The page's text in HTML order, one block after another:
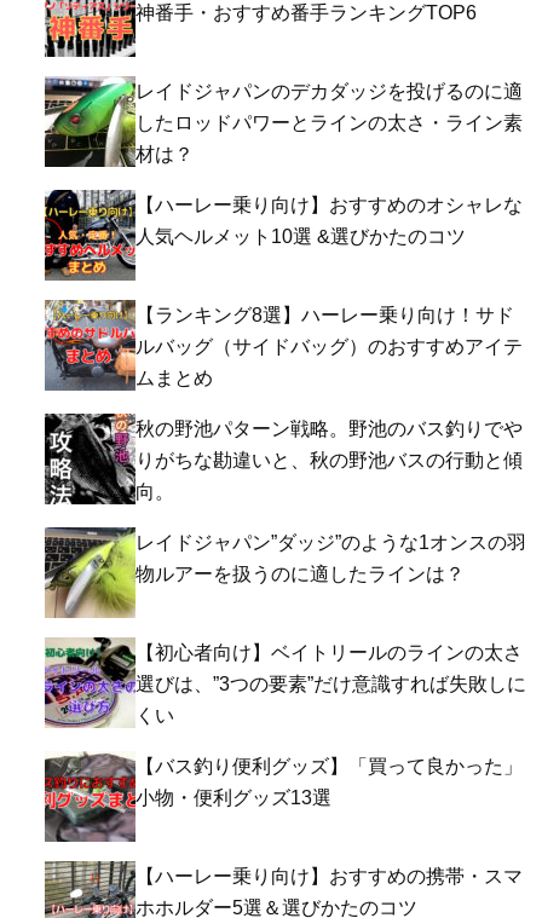
神番手・おすすめ番手ランキングTOP6
レイドジャパンのデカダッジを投げるのに適
したロッドパワーとラインの太さ・ライン素
材は？
【ハーレー乗り向け】おすすめのオシャレな
人気ヘルメット10選 &選びかたのコツ
【ランキング8選】ハーレー乗り向け！サド
ルバッグ（サイドバッグ）のおすすめアイテ
ムまとめ
秋の野池パターン戦略。野池のバス釣りでや
りがちな勘違いと、秋の野池バスの行動と傾
向。
レイドジャパン”ダッジ”のような1オンスの羽
物ルアーを扱うのに適したラインは？
【初心者向け】ベイトリールのラインの太さ
選びは、”3つの要素”だけ意識すれば失敗しに
くい
【バス釣り便利グッズ】「買って良かった」
小物・便利グッズ13選
【ハーレー乗り向け】おすすめの携帯・スマ
ホホルダー5選＆選びかたのコツ